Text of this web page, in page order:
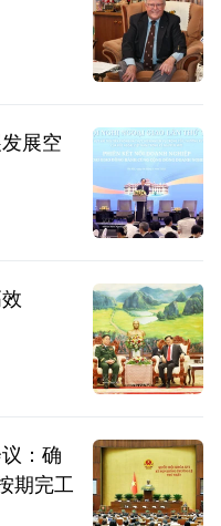
展空
：确
期完工